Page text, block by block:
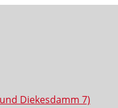
Diekesdamm 7)